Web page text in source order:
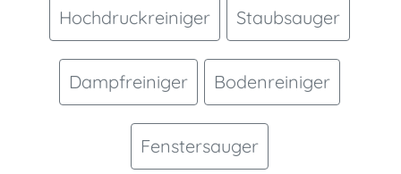
Hochdruckreiniger Staubsauger
Dampfreiniger Bodenreiniger
Fenstersauger